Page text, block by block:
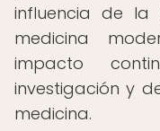
influencia de la
medicina
impacto
investigación y
medicina.